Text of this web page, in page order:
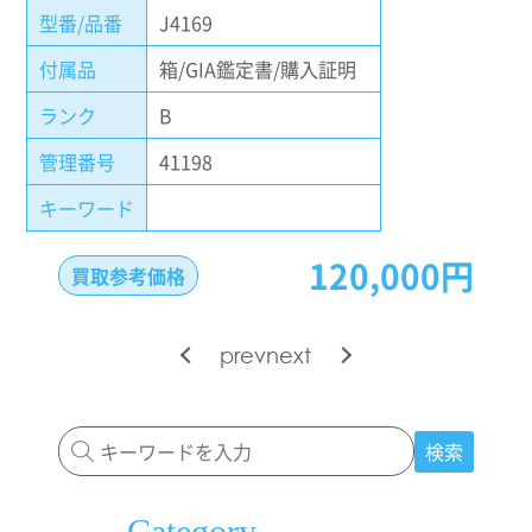
型番/品番
J4169
付属品
箱/GIA鑑定書/購入証明
ランク
B
管理番号
41198
キーワード
買取参考価格 120,000円
prevnext
検索